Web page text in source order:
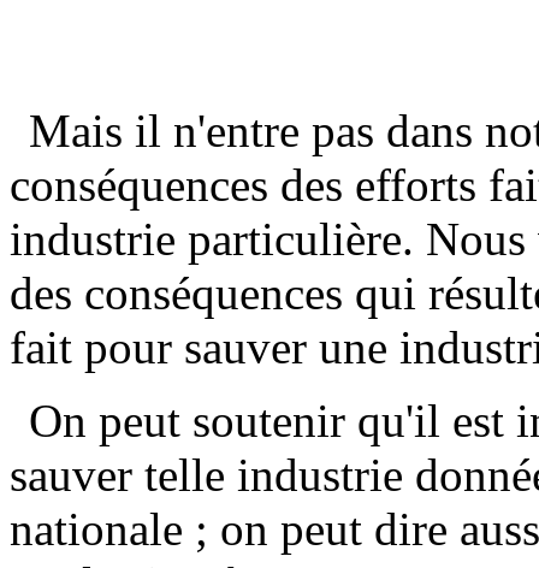
Mais il n'entre pas dans
conséquences des efforts
industrie particulière. Nous
des conséquences qui
fait pour sauver une
On peut soutenir qu'il est
sauver telle industrie
nationale ; on peut dire